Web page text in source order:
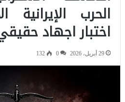
الحرب الإيرانية
اختبار اجهاد
29 أبريل، 2026 0
132